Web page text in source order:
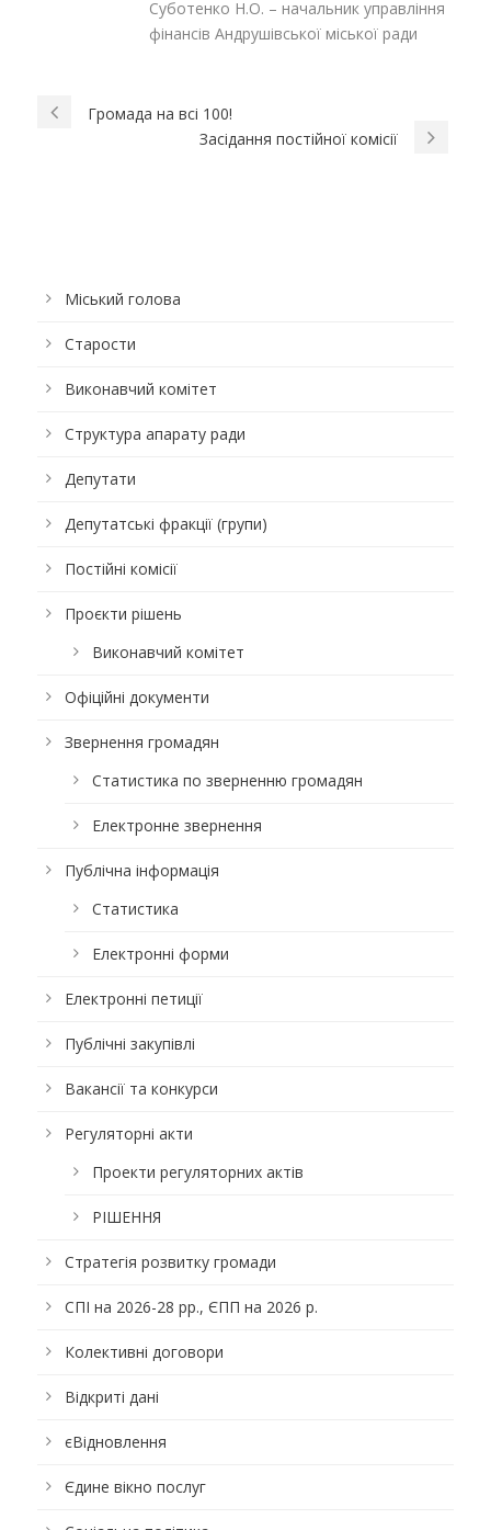
Суботенко Н.О. – начальник управління
фінансів Андрушівської міської ради
Громада на всі 100!
Засідання постійної комісії
Міський голова
Старости
Виконавчий комітет
Структура апарату ради
Депутати
Депутатські фракції (групи)
Постійні комісії
Проєкти рішень
Виконавчий комітет
Офіційні документи
Звернення громадян
Статистика по зверненню громадян
Електронне звернення
Публічна інформація
Статистика
Електронні форми
Електронні петиції
Публічні закупівлі
Вакансії та конкурси
Регуляторні акти
Проекти регуляторних актів
РІШЕННЯ
Стратегія розвитку громади
СПІ на 2026-28 рр., ЄПП на 2026 р.
Колективні договори
Відкриті дані
єВідновлення
Єдине вікно послуг